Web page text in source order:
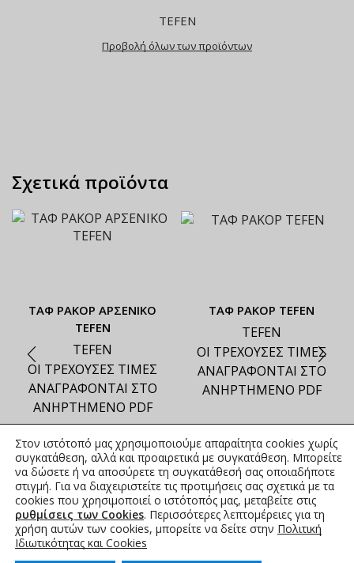
TEFEN
Προβολή όλων των προϊόντων
Σχετικά προϊόντα
ΤΑΦ ΡΑΚΟΡ ΑΡΣΕΝΙΚΟ
TEFEN
TEFEN
ΟΙ ΤΡΕΧΟΥΣΕΣ ΤΙΜΕΣ
ΑΝΑΓΡΑΦΟΝΤΑΙ ΣΤΟ
ΑΝΗΡΤΗΜΕΝΟ PDF
ΤΑΦ ΡΑΚΟΡ TEFEN
TEFEN
ΟΙ ΤΡΕΧΟΥΣΕΣ ΤΙΜΕΣ
ΑΝΑΓΡΑΦΟΝΤΑΙ ΣΤΟ
ΑΝΗΡΤΗΜΕΝΟ PDF
Στον ιστότοπό μας χρησιμοποιούμε απαραίτητα cookies χωρίς
συγκατάθεση, αλλά και προαιρετικά με συγκατάθεση. Μπορείτε
να δώσετε ή να αποσύρετε τη συγκατάθεσή σας οποιαδήποτε
στιγμή. Για να διαχειριστείτε τις προτιμήσεις σας σχετικά με τα
cookies που χρησιμοποιεί ο ιστότοπός μας, μεταβείτε στις
ρυθμίσεις των Cookies. Περισσότερες λεπτομέρειες για τη
χρήση αυτών των cookies, μπορείτε να δείτε στην Πολιτική
Ιδιωτικότητας και Cookies